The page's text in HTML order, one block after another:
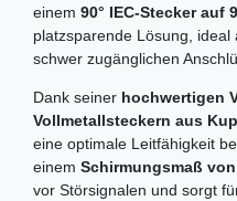
einem 90° IEC-Stecker auf
platzsparende Lösung,
schwer zugänglichen
Dank seiner hochwertigen
Vollmetallsteckern aus
eine optimale Leitfähigkeit
einem Schirmungsmaß
vor Störsignalen und sorgt